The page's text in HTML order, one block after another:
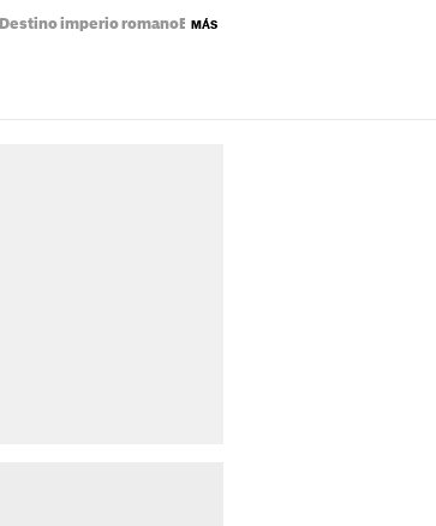
Destino imperio romano Eclipse solar mapa
MÁS